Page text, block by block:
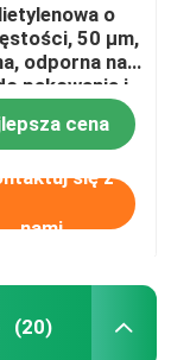
o
50 µm,
odporna na
pakowania i
cena
się z
nami
(20)